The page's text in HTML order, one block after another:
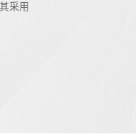
采用